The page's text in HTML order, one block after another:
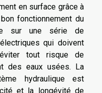
en surface grâce à
fonctionnement du
sur une série de
qui doivent
tout risque de
des eaux usées. La
hydraulique est
et la longévité de